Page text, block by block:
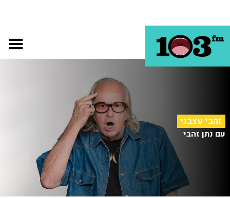
זהבי עצבני
עם נתן זהבי